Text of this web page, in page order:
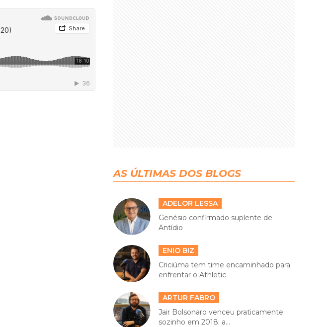
AS ÚLTIMAS DOS BLOGS
ADELOR LESSA
Genésio confirmado suplente de
Antídio
ENIO BIZ
Criciúma tem time encaminhado para
enfrentar o Athletic
ARTUR FABRO
Jair Bolsonaro venceu praticamente
sozinho em 2018; a...